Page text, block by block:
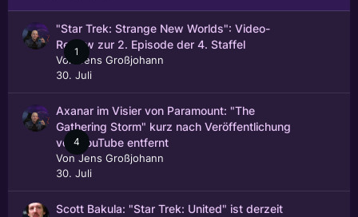
1
"Star Trek: Strange New Worlds": Video-
Review zur 2. Episode der 4. Staffel
Von
Jens Großjohann
30. Juli
4
Axanar im Visier von Paramount: "The
Gathering Storm" kurz nach Veröffentlichung
von YouTube entfernt
VonJens Großjohann
30. Juli
Scott Bakula: "Star Trek: United" ist derzeit